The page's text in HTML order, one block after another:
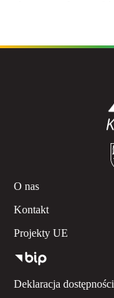
O nas
Kontakt
Projekty UE
Deklaracja dostępności